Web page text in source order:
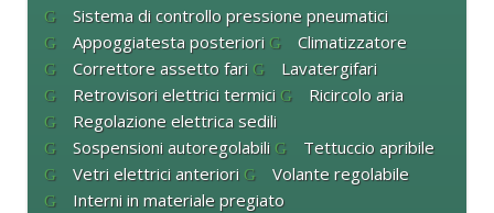
Sistema di controllo pressione pneumatici
Appoggiatesta posteriori
Climatizzatore
Correttore assetto fari
Lavatergifari
Retrovisori elettrici termici
Ricircolo aria
Regolazione elettrica sedili
Sospensioni autoregolabili
Tettuccio apribile
Vetri elettrici anteriori
Volante regolabile
Interni in materiale pregiato